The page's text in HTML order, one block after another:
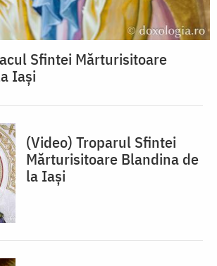
Sfintei Mărturisitoare
Iași
(Video) Troparul Sfintei
Mărturisitoare Blandina de
la Iași